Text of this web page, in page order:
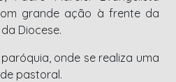
grande ação à frente da
Diocese.
onde se realiza uma
pastoral.